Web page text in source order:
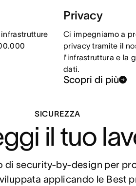
Privacy
Ci impegniamo a
privacy tramite il
l'infrastruttura e la
dati.
Scopri di più
SICUREZZA
il tuo
di security-by-design per
applicando le Best